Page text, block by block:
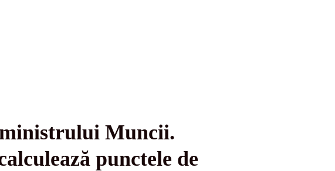
Muncii.
punctele de